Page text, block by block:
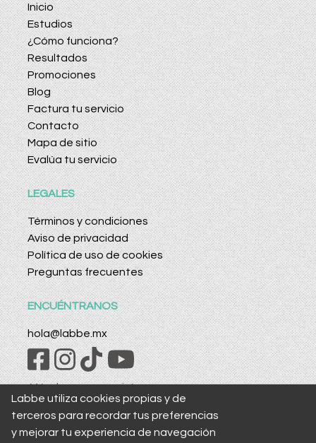
Inicio
Estudios
¿Cómo funciona?
Resultados
Promociones
Blog
Factura tu servicio
Contacto
Mapa de sitio
Evalúa tu servicio
LEGALES
Términos y condiciones
Aviso de privacidad
Política de uso de cookies
Preguntas frecuentes
ENCUÉNTRANOS
hola@labbe.mx
¡Mándanos mensaje!
55 1410 8551
¡Llama a la Labbe línea!
55 5488 5488
Labbe utiliza cookies propias y de
terceros para recordar tus preferencias
y mejorar tu experiencia de navegación